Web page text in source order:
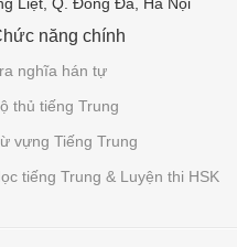
năng chính
nghĩa hán tự
thủ tiếng Trung
vựng Tiếng Trung
tiếng Trung & Luyện thi HSK